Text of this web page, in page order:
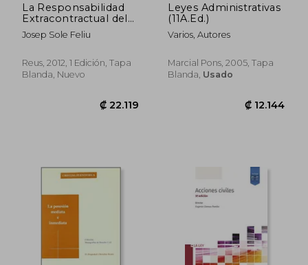
La Responsabilidad
Extracontractual del
Principal por Hechos
de sus Auxiliares:
Tendencias
Josep Sole Feliu
Reus, 2012, 1 Edición, Tapa
Blanda, Nuevo
Leyes Administrativas
(11A.Ed.)
Varios, Autores
Marcial Pons, 2005, Tapa
Blanda, Usado